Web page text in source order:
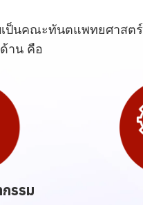
ป็นคณะทันตแพทยศาสตร์
าน คือ
รรม